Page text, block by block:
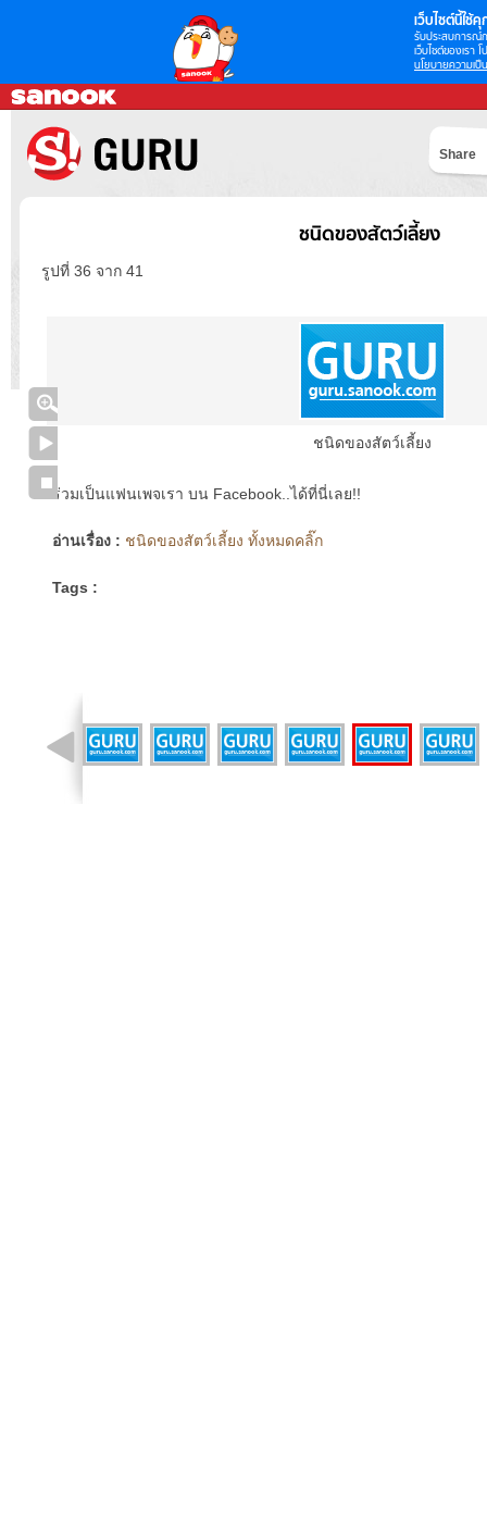
เว็บไซต์นี้ใช้คุ
รับประสบการณ์
เว็บไซต์ของเรา
นโยบายความเป็
Share
ชนิดของสัตว์เลี้ยง
รูปที่ 36 จาก 41
ชนิดของสัตว์เลี้ยง
ร่วมเป็นแฟนเพจเรา บน Facebook..ได้ที่นี่เลย!!
อ่านเรื่อง : ชนิดของสัตว์เลี้ยง ทั้งหมดคลิ๊ก
Tags :